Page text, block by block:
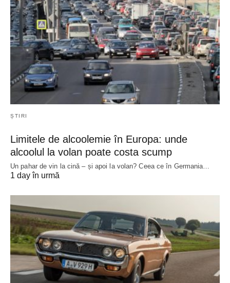
ȘTIRI
Limitele de alcoolemie în Europa: unde
alcoolul la volan poate costa scump
Un pahar de vin la cină – și apoi la volan? Ceea ce în Germania…
1 day în urmă